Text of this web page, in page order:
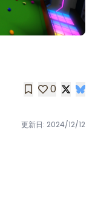
0
更新日: 2024/12/12